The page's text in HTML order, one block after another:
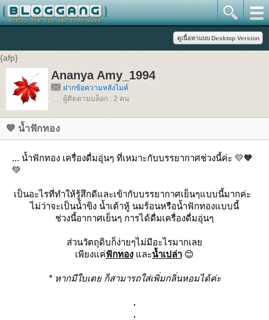
{afp}
Ananya Amy_1994
ฝากข้อความหลังไมค์
ผู้ติดตามบล็อก : 2 คน
💙 น้ำฟักทอง
... น้ำฟักทอง เครื่องดื่มอุ่นๆ ที่เหมาะกับบรรยากาศช่วงนี้ค่ะ 💛🧡
💚
เป็นอะไรที่ทำให้รู้สึกดีและเข้ากับบรรยากาศเย็นๆแบบนี้มากค่ะ
ไม่ว่าจะเป็นน้ำขิง น้ำเต้าหู้ นมร้อนหรือน้ำฟักทองแบบนี้
ช่วงนี้อากาศเย็นๆ การได้ดื่มเครื่องดื่มอุ่นๆ
ส่วนวัตถุดิบก็ง่ายๆไม่มีอะไรมากเลย
เพียงแค่ฟักทอง และน้ำเปล่า 😊
* หากมีใบเตย ก็สามารถใส่เพิ่มกลิ่นหอมได้ค่ะ
.
.